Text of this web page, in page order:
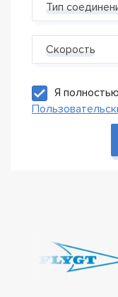
Тип
Скорость
Я